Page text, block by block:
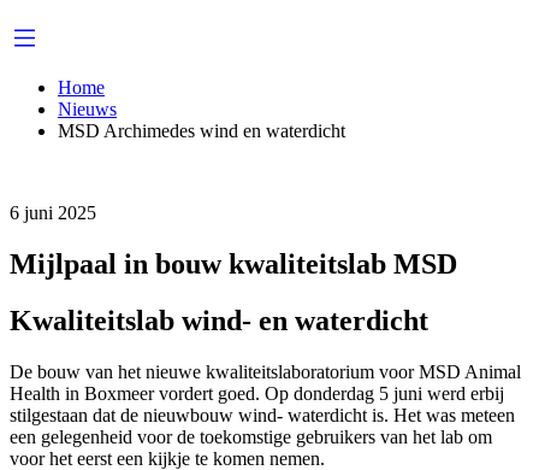
Home
Nieuws
MSD Archimedes wind en waterdicht
6 juni 2025
Mijlpaal in bouw kwaliteitslab MSD
Kwaliteitslab wind- en waterdicht
De bouw van het nieuwe kwaliteitslaboratorium voor MSD Animal
Health in Boxmeer vordert goed. Op donderdag 5 juni werd erbij
stilgestaan dat de nieuwbouw wind- waterdicht is. Het was meteen
een gelegenheid voor de toekomstige gebruikers van het lab om
voor het eerst een kijkje te komen nemen.